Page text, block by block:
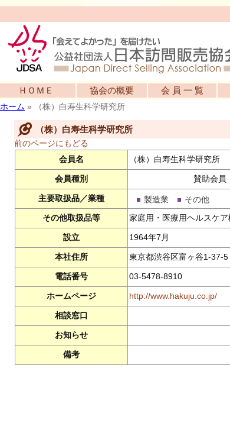
ＨＯＭＥ 協会の概要 会 員 一 覧
ホーム » （株）白寿生科学研究所
（株）白寿生科学研究所
前のページにもどる
会員名
（株）白寿生科学研究所
会員種別 賛助会員
主要取扱品／業種 製造業
その他
その他取扱品等
家庭用・医療用ヘルスケ
設立 1964年7月
本社住所 東京都渋谷区富ヶ谷1-37-5
電話番号 03-5478-8910
ホームページ http://www.hakuju.co.jp/
相談窓口
お知らせ
備考